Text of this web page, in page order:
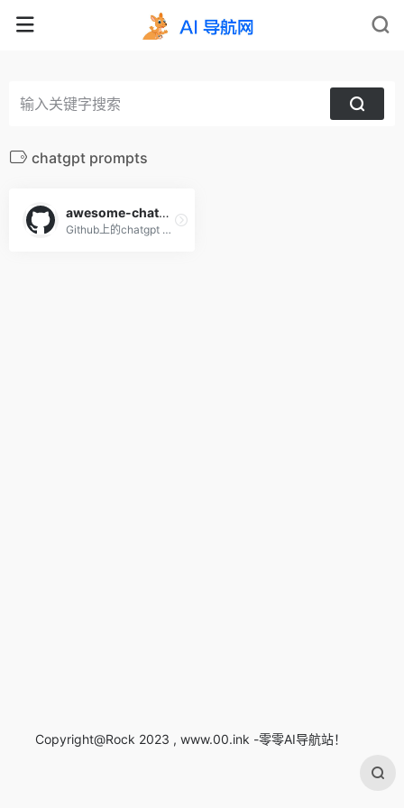
chatgpt prompts
awesome-chatgpt-prompts
Github上的chatgpt prompts英文提示库
Copyright@Rock 2023 , www.00.ink -零零AI导航站！